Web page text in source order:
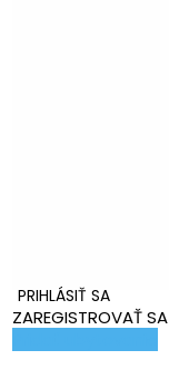
PRIHLÁSIŤ SA
ZAREGISTROVAŤ SA